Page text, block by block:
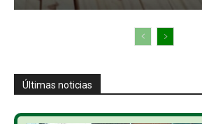
Últimas noticias